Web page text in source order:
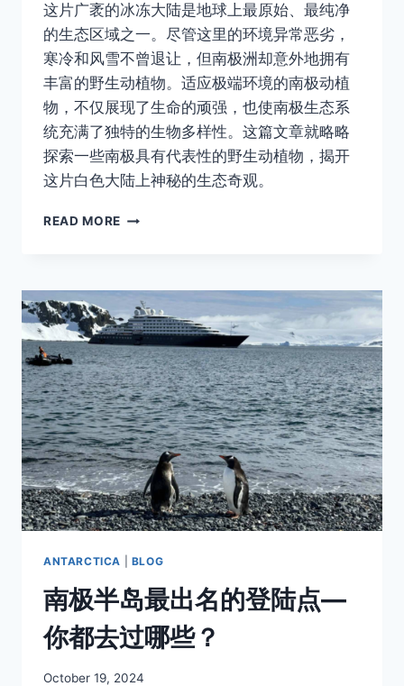
这片广袤的冰冻大陆是地球上最原始、最纯净
的生态区域之一。尽管这里的环境异常恶劣，
寒冷和风雪不曾退让，但南极洲却意外地拥有
丰富的野生动植物。适应极端环境的南极动植
物，不仅展现了生命的顽强，也使南极生态系
统充满了独特的生物多样性。这篇文章就略略
探索一些南极具有代表性的野生动植物，揭开
这片白色大陆上神秘的生态奇观。
READ MORE 南
之
旅：
揭
开
南
极
动
物
的
神
秘
面
纱
ANTARCTICA BLOG
南极半岛最出名的登陆点—
你都去过哪些？
By
October 19, 2024